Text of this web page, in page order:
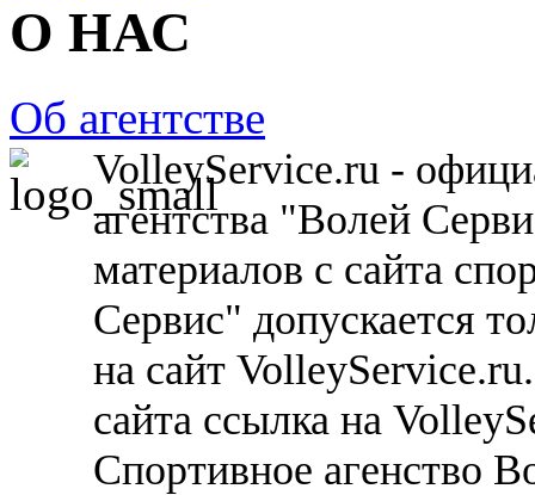
О НАС
Об агентстве
VolleyService.ru -
агентства "Волей
материалов с сайта
Сервис" допускается
на сайт
сайта ссылка на
Спортивное агенство